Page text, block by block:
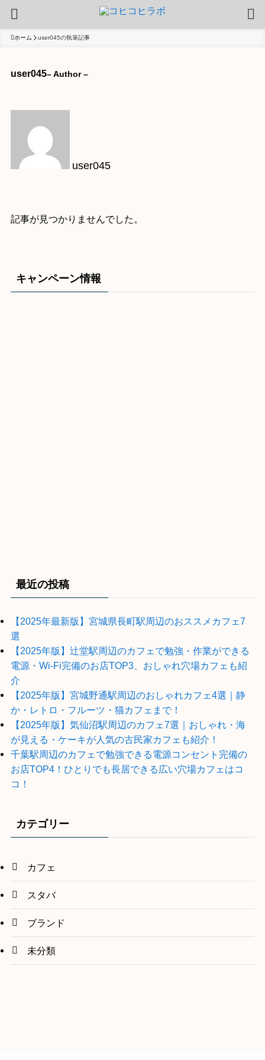
ホーム user045の執筆記事
user045– Author –
user045
記事が見つかりませんでした。
キャンペーン情報
最近の投稿
【2025年最新版】宮城県長町駅周辺のおススメカフェ7
選
【2025年版】辻堂駅周辺のカフェで勉強・作業ができる
電源・Wi-Fi完備のお店TOP3、おしゃれ穴場カフェも紹
介
【2025年版】宮城野通駅周辺のおしゃれカフェ4選｜静
か・レトロ・フルーツ・猫カフェまで！
【2025年版】気仙沼駅周辺のカフェ7選｜おしゃれ・海
が見える・ケーキが人気の古民家カフェも紹介！
千葉駅周辺のカフェで勉強できる電源コンセント完備の
お店TOP4！ひとりでも長居できる広い穴場カフェはコ
コ！
カテゴリー
カフェ
スタバ
ブランド
未分類